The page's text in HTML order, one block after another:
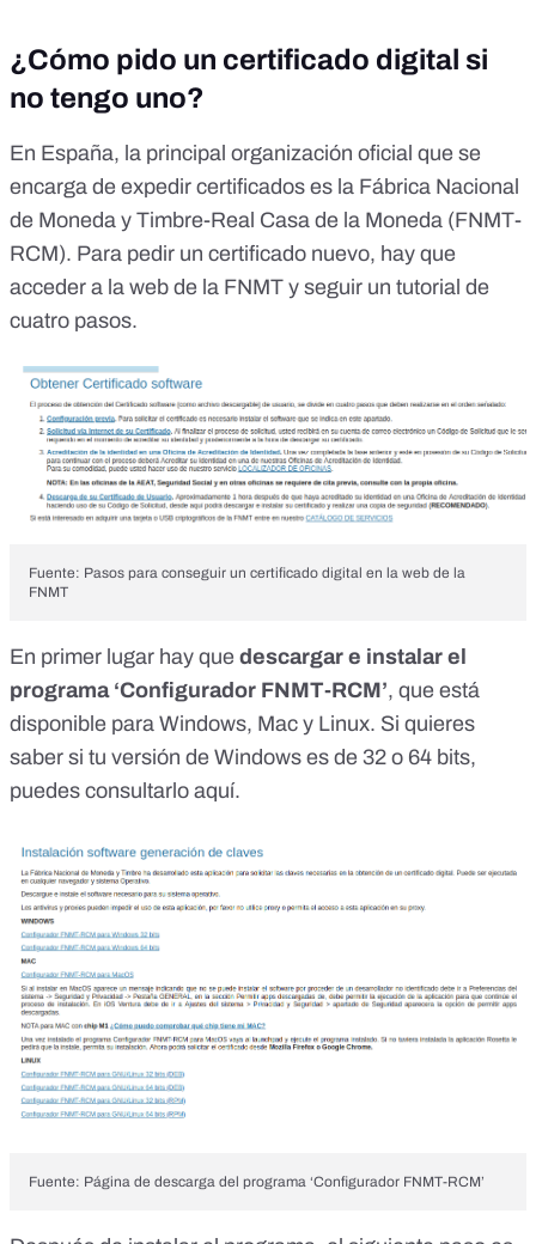
¿Cómo pido un certificado digital si
no tengo uno?
En España, la principal organización oficial que se
encarga de expedir certificados es la Fábrica Nacional
de Moneda y Timbre-Real Casa de la Moneda (FNMT-
RCM). Para pedir un certificado nuevo, hay que
acceder a la web de la FNMT y seguir un tutorial de
cuatro pasos.
Fuente: Pasos para conseguir un certificado digital en la web de la
FNMT
En primer lugar hay que descargar e instalar el
programa ‘Configurador FNMT-RCM’, que está
disponible para Windows, Mac y Linux. Si quieres
saber si tu versión de Windows es de 32 o 64 bits,
puedes consultarlo aquí.
Fuente: Página de descarga del programa ‘Configurador FNMT-RCM’